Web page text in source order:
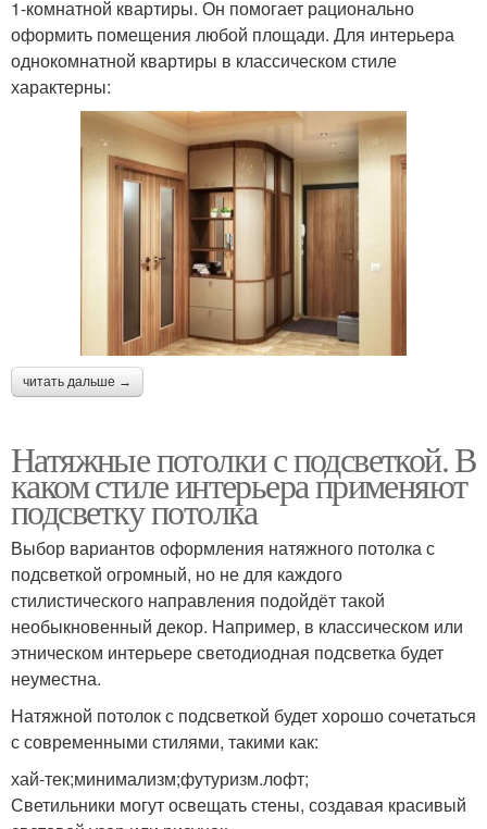
1-комнатной квартиры. Он помогает рационально
оформить помещения любой площади. Для интерьера
однокомнатной квартиры в классическом стиле
характерны:
читать дальше →
Натяжные потолки с подсветкой. В
каком стиле интерьера применяют
подсветку потолка
Выбор вариантов оформления натяжного потолка с
подсветкой огромный, но не для каждого
стилистического направления подойдёт такой
необыкновенный декор. Например, в классическом или
этническом интерьере светодиодная подсветка будет
неуместна.
Натяжной потолок с подсветкой будет хорошо сочетаться
с современными стилями, такими как:
хай-тек;минимализм;футуризм.лофт;
Светильники могут освещать стены, создавая красивый